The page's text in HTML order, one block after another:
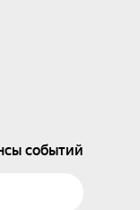
событий